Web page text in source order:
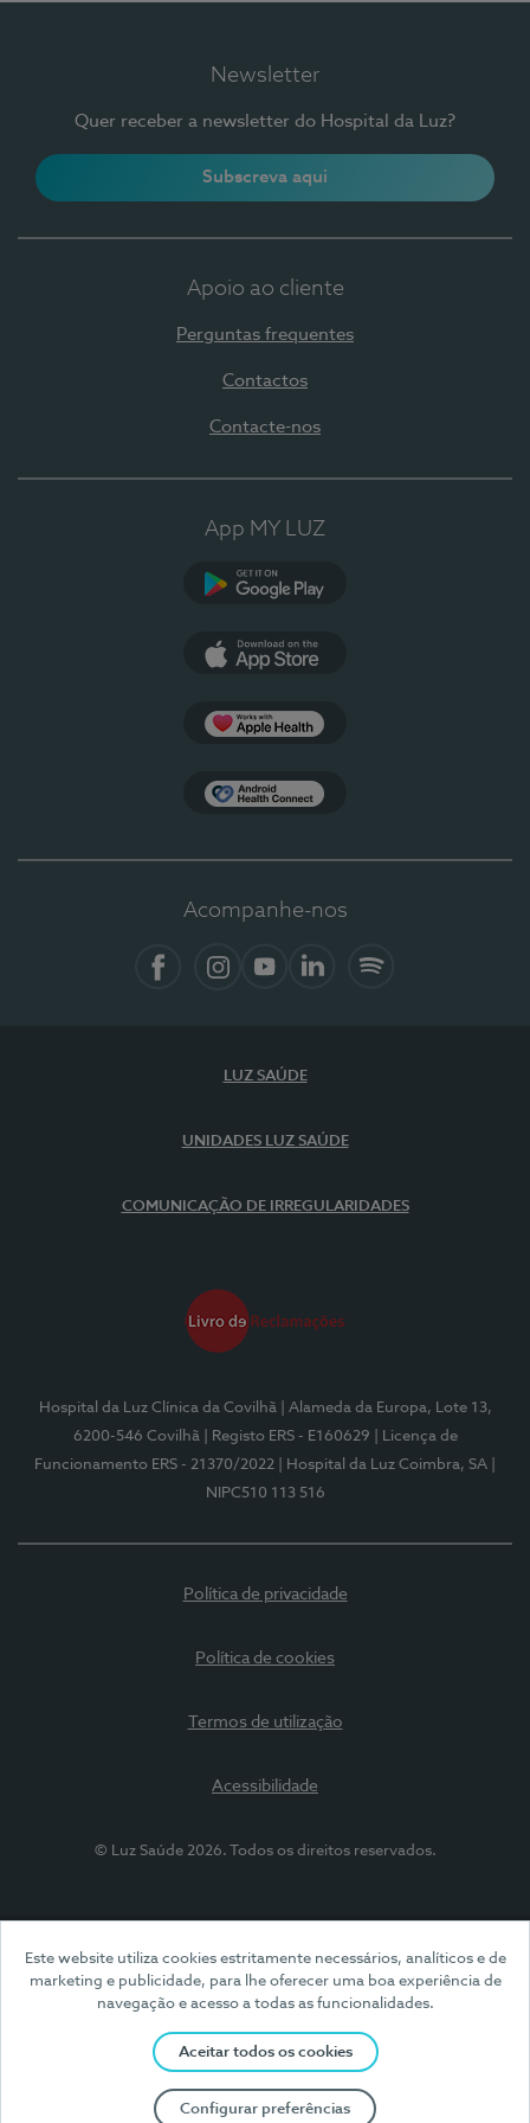
Este website utiliza cookies estritamente necessários, analíticos e de
marketing e publicidade, para lhe oferecer uma boa experiência de
navegação e acesso a todas as funcionalidades.
Aceitar todos os cookies
Configurar preferências
Newsletter
Quer receber a newsletter do Hospital da Luz?
Subscreva aqui
Apoio ao cliente
Perguntas frequentes
Contactos
Contacte-nos
App MY LUZ
Acompanhe-nos
LUZ SAÚDE
UNIDADES LUZ SAÚDE
COMUNICAÇÃO DE IRREGULARIDADES
Hospital da Luz Clínica da Covilhã
| Alameda da Europa, Lote 13,
6200-546 Covilhã
| Registo ERS - E160629
| Licença de
Funcionamento ERS - 21370/2022
| Hospital da Luz Coimbra, SA
NIPC510 113 516
Política de privacidade
Política de cookies
Termos de utilização
Acessibilidade
© Luz Saúde 2026. Todos os direitos reservados.